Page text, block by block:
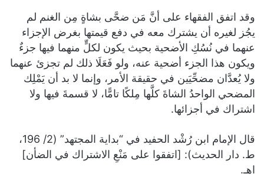
وقد اتفق الفقهاء على أنَّ مَن ضحَّى بشاةٍ مِن الغنم لم
يجُز لغيره أن يشترك معه في دفع قيمتها بغرض الإجزاء
عنهما في نُسُكِ الأضحية بحيث يكون لكلٍّ منهما فيها جزءٌ
ويكون هذا الجزء أضحية عنه، ولو فَعَلَا ذلك لم تجزئ عنهما
ولا يُعدَّان مضحِّيَين في حقيقة الأمر، وإنما لا بد أن يَمْلِك
المضحي الواحدُ الشاةَ كلَّها مِلكًا تامًّا، لا قسمةَ فيها ولا
اشتراك في أجزائها.
قال الإمام ابن رُشْد الحفيد في “بداية المجتهد” (2/ 196،
ط. دار الحديث): [اتفقوا على مَنْعِ الاشتراك في الضأن]
اهـ.